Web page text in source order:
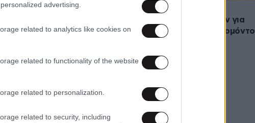
advertising.
related to analytics like cookies on
related to functionality of the website
related to personalization.
related to security, including
ιδιωτικού ελικοπτέρου
15·04·2026 15:22
Έξι άτομα συνελήφθησαν για
διακίνηση Δράκων του Κομόντο